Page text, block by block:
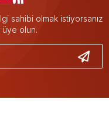
sahibi olmak istiyorsanız
olun.